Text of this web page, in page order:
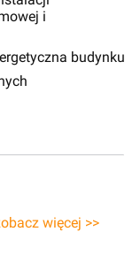
i
budynku
więcej >>